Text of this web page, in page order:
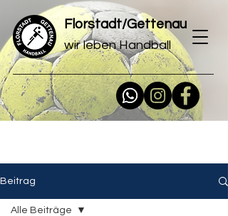
Florstadt/Gettenau
wir leben Handball
Beitrag
Alle Beiträge